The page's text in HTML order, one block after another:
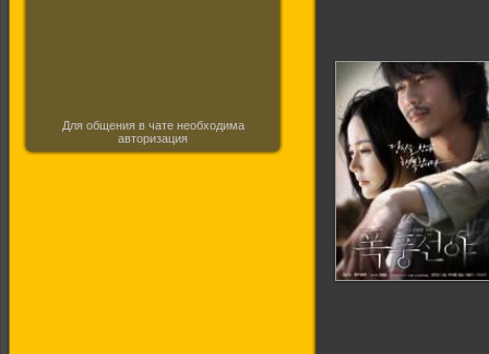
Для общения в чате необходима
авторизация